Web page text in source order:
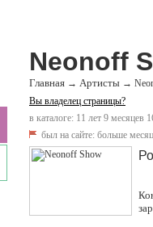
Neonoff
Главная → Артисты →
Вы владелец страницы?
в каталоге: 11 лет 9 месяцев
был на сайте: больше